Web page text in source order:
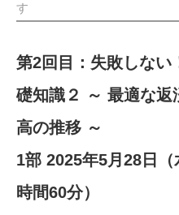
す
第2回目：失敗しない
礎知識２ ～ 最適な返
高の推移 ～
1部 2025年5月28日
時間60分）